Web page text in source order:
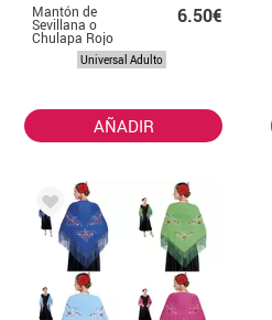
Mantón de
Sevillana o
Chulapa Rojo
con Lunares
negros de
6.50€
Universal Adulto
AÑADIR